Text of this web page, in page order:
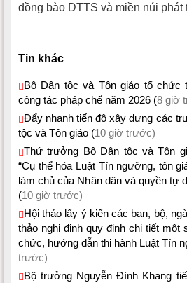
đồng bào DTTS và miền núi
Tin khác
Bộ Dân tộc và Tôn giáo tổ chức
công tác pháp chế năm 2026 (8 giờ
Đẩy nhanh tiến độ xây dựng các
tộc và Tôn giáo (10 giờ trước)
Thứ trưởng Bộ Dân tộc và Tôn
“Cụ thể hóa Luật Tín ngưỡng, tôn
làm chủ của Nhân dân và quyền tự
(10 giờ trước)
Hội thảo lấy ý kiến các ban, bộ,
thảo nghị định quy định chi tiết một
chức, hướng dẫn thi hành Luật Tín
trước)
Bộ trưởng Nguyễn Đình Khang